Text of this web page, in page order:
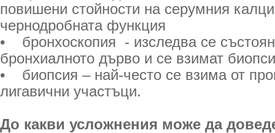
повишени стойности на серумния
чернодробната функция
• бронхоскопия - изследва се
бронхиалното дърво и се взимат
• биопсия – най-често се взима от
лигавични участъци.
До какви усложнения може да